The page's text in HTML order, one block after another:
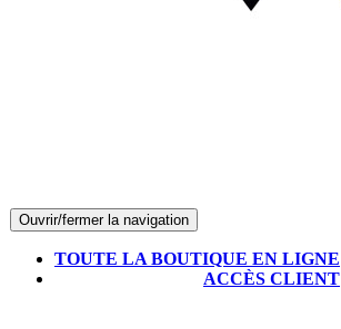
Ouvrir/fermer la navigation
TOUTE LA BOUTIQUE EN LIGNE
ACCÈS CLIENT